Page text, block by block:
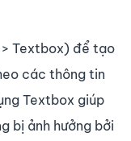
Textbox) để tạo
các thông tin
Textbox giúp
bị ảnh hưởng bởi